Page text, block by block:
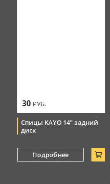
30 РУБ.
Спицы KAYO 14" задний
диск
Подробнее